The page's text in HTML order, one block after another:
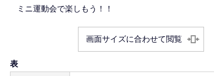
ミニ運動会で楽しもう！！
画面サイズに合わせて閲覧
表